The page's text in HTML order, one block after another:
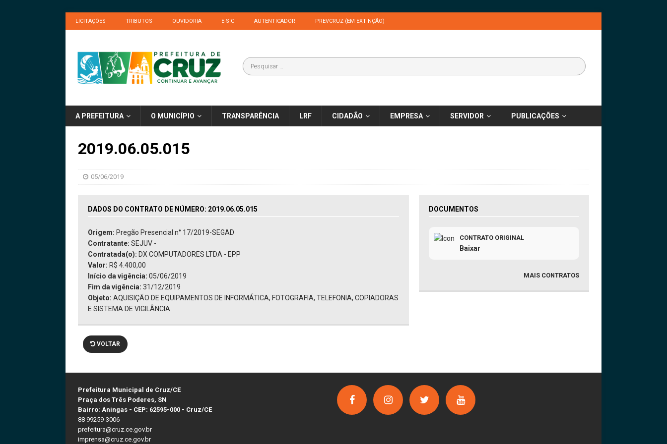
LICITAÇÕES TRIBUTOS OUVIDORIA E-SIC AUTENTICADOR PREVCRUZ (EM EXTINÇÃO)
A PREFEITURA O MUNICÍPIO TRANSPARÊNCIA LRF CIDADÃO EMPRESA SERVIDOR PUBLICAÇÕES
2019.06.05.015
05/06/2019
DADOS DO CONTRATO DE NÚMERO: 2019.06.05.015
Origem: Pregão Presencial n° 17/2019-SEGAD
Contratante: SEJUV -
Contratada(o): DX COMPUTADORES LTDA - EPP
Valor: R$ 4.400,00
Início da vigência: 05/06/2019
Fim da vigência: 31/12/2019
Objeto: AQUISIÇÃO DE EQUIPAMENTOS DE INFORMÁTICA, FOTOGRAFIA, TELEFONIA, COPIADORAS
E SISTEMA DE VIGILÂNCIA
DOCUMENTOS
CONTRATO ORIGINAL
Baixar
MAIS CONTRATOS
VOLTAR
Prefeitura Municipal de Cruz/CE
Praça dos Três Poderes, SN
Bairro: Aningas - CEP: 62595-000 - Cruz/CE
88 99259-3006
prefeitura@cruz.ce.gov.br
imprensa@cruz.ce.gov.br